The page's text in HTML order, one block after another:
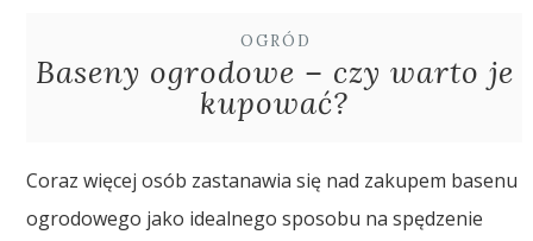
OGRÓD
Baseny ogrodowe – czy warto je
kupować?
Coraz więcej osób zastanawia się nad zakupem basenu
ogrodowego jako idealnego sposobu na spędzenie